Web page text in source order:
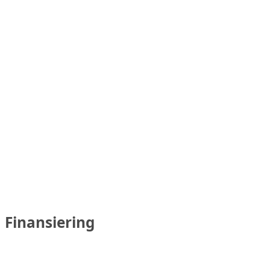
Finansiering